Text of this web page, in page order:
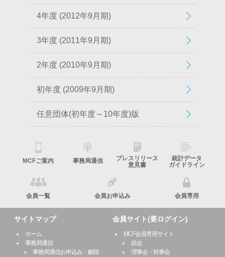
4年度 (2012年9月期)
3年度 (2011年9月期)
2年度 (2010年9月期)
初年度 (2009年9月期)
任意団体(初年度～10年度)版
MCFご案内 事務局通信
プレスリリース
意見書
統計データ
ガイドライン
会員一覧 会員お申込み 会員専用
サイトマップ
ホーム
事務局通信
事務局通信お申込み・解除
会員サイト(要ログイン)
MCF会員専用サイト
総会
理事会・幹事会